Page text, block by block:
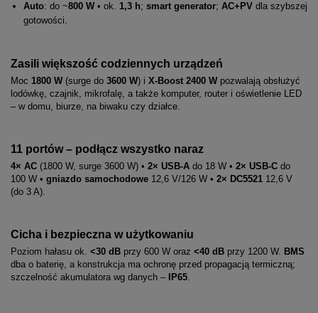
Auto: do ~800 W • ok. 1,3 h; smart generator; AC+PV dla szybszej
gotowości.
Zasili większość codziennych urządzeń
Moc 1800 W (surge do 3600 W) i X-Boost 2400 W pozwalają obsłużyć
lodówkę, czajnik, mikrofalę, a także komputer, router i oświetlenie LED
– w domu, biurze, na biwaku czy działce.
11 portów – podłącz wszystko naraz
4× AC (1800 W, surge 3600 W) • 2× USB-A do 18 W • 2× USB-C do
100 W • gniazdo samochodowe 12,6 V/126 W • 2× DC5521 12,6 V
(do 3 A).
Cicha i bezpieczna w użytkowaniu
Poziom hałasu ok. <30 dB przy 600 W oraz <40 dB przy 1200 W. BMS
dba o baterię, a konstrukcja ma ochronę przed propagacją termiczną;
szczelność akumulatora wg danych – IP65.